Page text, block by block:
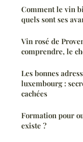
Comment le vin
quels sont ses
Vin rosé de
comprendre, le
Les bonnes
luxembourg :
cachées
Formation pour
existe ?